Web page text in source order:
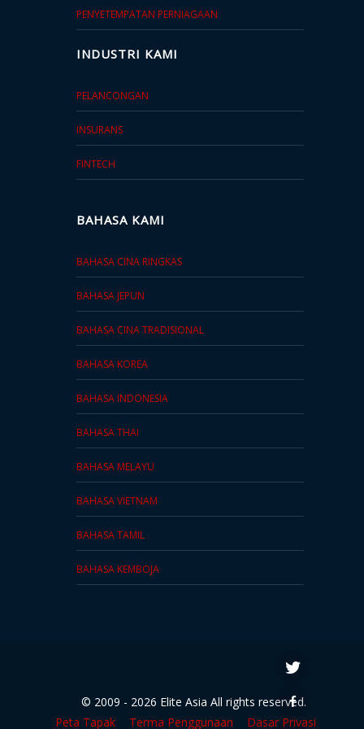
PENTERJEMAHAN MESIN DAN PASCA EDIT
PENYETEMPATAN PERNIAGAAN
INDUSTRI KAMI
PELANCONGAN
INSURANS
BAHASA KAMI
BAHASA CINA RINGKAS
BAHASA JEPUN
BAHASA CINA TRADISIONAL
BAHASA KOREA
BAHASA INDONESIA
BAHASA THAI
BAHASA MELAYU
BAHASA VIETNAM
BAHASA TAMIL